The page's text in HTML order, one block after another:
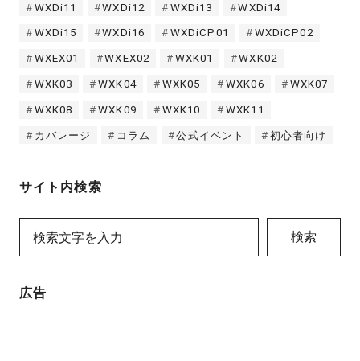
WXDi11 WXDi12 WXDi13 WXDi14
WXDi15 WXDi16 WXDiCP01 WXDiCP02
WXEX01 WXEX02 WXK01 WXK02
WXK03 WXK04 WXK05 WXK06 WXK07
WXK08 WXK09 WXK10 WXK11
カバレージ コラム 公式イベント 初心者向け
サイト内検索
検索
広告